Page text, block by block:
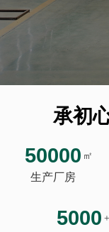
承初
50000 ㎡
生产厂房
5000 +